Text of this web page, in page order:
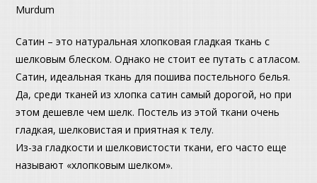
Murdum
Сатин – это натуральная хлопковая гладкая ткань с
шелковым блеском. Однако не стоит ее путать с атласом.
Сатин, идеальная ткань для пошива постельного белья.
Да, среди тканей из хлопка сатин самый дорогой, но при
этом дешевле чем шелк. Постель из этой ткани очень
гладкая, шелковистая и приятная к телу.
Из-за гладкости и шелковистости ткани, его часто еще
называют «хлопковым шелком».